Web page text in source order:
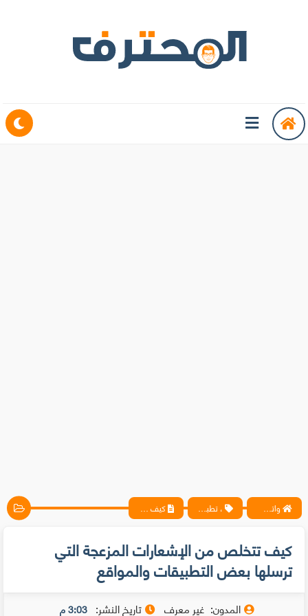
واتس آب ، فيسبوك ، أنترنت ، شروحات تقنية حصرية - المحترف ، تطبيقات كيف تتخلص من الإشعارات المزعجة التي ترسلها بعض التطبيقات والمواقع
كيف تتخلص من الإشعارات المزعجة التي
ترسلها بعض التطبيقات والمواقع
المدون: غير معرف تاريخ النشر: 3:03 م